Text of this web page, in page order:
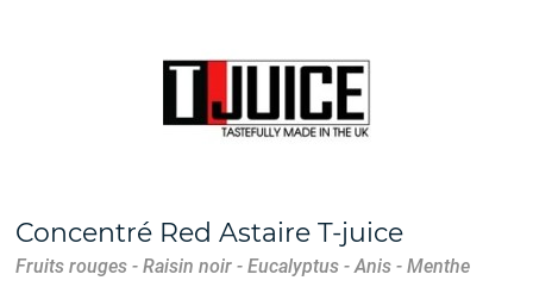
Concentré Red Astaire T-juice
Fruits rouges - Raisin noir - Eucalyptus - Anis - Menthe